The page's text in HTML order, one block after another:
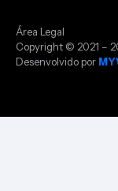
Copyright © 2021 –
Desenvolvido por
Área Legal